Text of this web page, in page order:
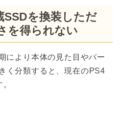
SSDを換装しただ
を得られない
により本体の見た目やバー
く分類すると、現在のPS4